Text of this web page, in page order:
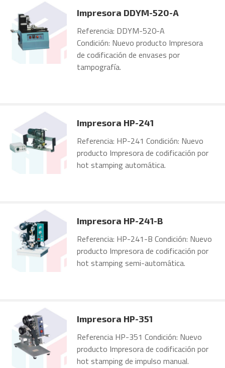
Impresora DDYM-520-A
Referencia: DDYM-520-A
Condición: Nuevo producto Impresora
de codificación de envases por
tampografía.
Impresora HP-241
Referencia: HP-241 Condición: Nuevo
producto Impresora de codificación por
hot stamping automática.
Impresora HP-241-B
Referencia: HP-241-B Condición: Nuevo
producto Impresora de codificación por
hot stamping semi-automática.
Impresora HP-351
Referencia HP-351 Condición: Nuevo
producto Impresora de codificación por
hot stamping de impulso manual.